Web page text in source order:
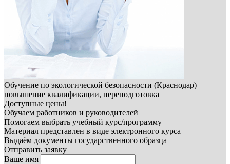
Обучение по экологической безопасности (Краснодар)
повышение квалификации, переподготовка
Доступные цены!
Обучаем работников и руководителей
Помогаем выбрать учебный курс/программу
Материал представлен в виде электронного курса
Выдаём документы государственного образца
Отправить заявку
Ваше имя